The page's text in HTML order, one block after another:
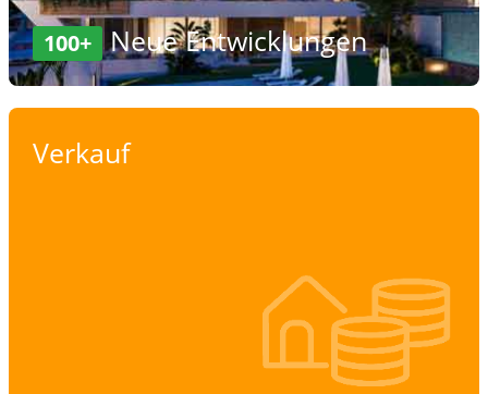
100+ Neue Entwicklungen
Verkauf